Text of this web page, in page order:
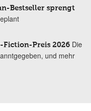
Bestseller sprengt
Fiction-Preis 2026 Die
und mehr